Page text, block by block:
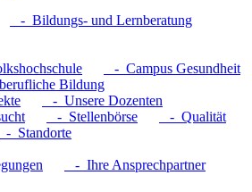
- Bildungs- und Lernberatung
- Campus Gesundheit
Bildung
- Unsere Dozenten
- Stellenbörse
- Qualität
- Standorte
- Ihre Ansprechpartner